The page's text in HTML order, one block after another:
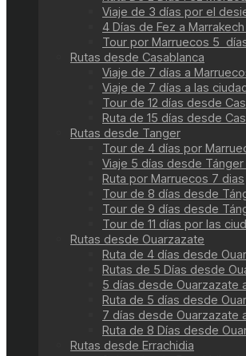
Viaje de 3 días por el
4 Días de Fez a
Tour por Marruecos 5
Rutas desde Casablanca
Viaje de 7 días a
Viaje de 7 días a las
Tour de 12 días desde
Ruta de 15 días desde
Rutas desde Tanger
Tour de 4 días por
Viaje 5 días desde
Ruta por Marruecos 7 dias
Tour de 8 días desde
Tour de 9 días desde
Tour de 11 días por las
Rutas desde Ouarzazate
Ruta de 4 días desde
Rutas de 5 Días desde
5 días desde Ouarzazate
Ruta de 5 días desde
7 días desde Ouarzazate
Ruta de 8 Días desde
Rutas desde Errachidia